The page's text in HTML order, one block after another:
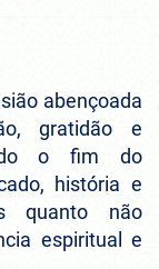
abençoada
gratidão e
o fim do
história e
quanto não
espiritual e